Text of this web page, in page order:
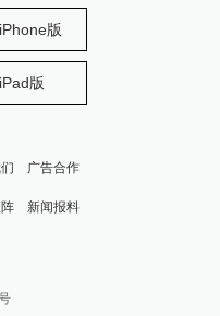
iPhone版
iPad版
广告合作
新闻报料